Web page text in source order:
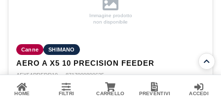
Immagine prodotto
non disponibile
Canne SHIMANO
AERO A X5 10 PRECISION FEEDER
AEX5APRFDR10 ·8717009890625
L’Aero X5A è una NUOVA gamma di canne da feeder dinamica e ad
alte prestazioni che combina l’avanzata tecnologia del carbonio con
HOME FILTRI CARRELLO PREVENTIVI ACCEDI